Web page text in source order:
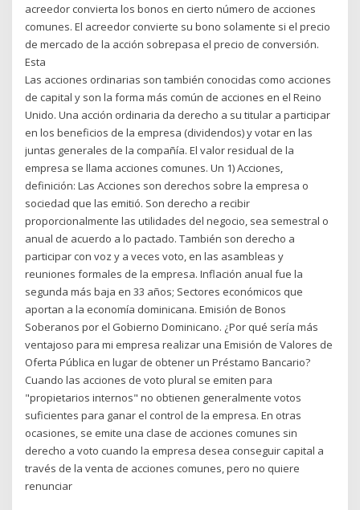
acreedor convierta los bonos en cierto número de acciones
comunes. El acreedor convierte su bono solamente si el precio
de mercado de la acción sobrepasa el precio de conversión.
Esta
Las acciones ordinarias son también conocidas como acciones
de capital y son la forma más común de acciones en el Reino
Unido. Una acción ordinaria da derecho a su titular a participar
en los beneficios de la empresa (dividendos) y votar en las
juntas generales de la compañía. El valor residual de la
empresa se llama acciones comunes. Un 1) Acciones,
definición: Las Acciones son derechos sobre la empresa o
sociedad que las emitió. Son derecho a recibir
proporcionalmente las utilidades del negocio, sea semestral o
anual de acuerdo a lo pactado. También son derecho a
participar con voz y a veces voto, en las asambleas y
reuniones formales de la empresa. Inflación anual fue la
segunda más baja en 33 años; Sectores económicos que
aportan a la economía dominicana. Emisión de Bonos
Soberanos por el Gobierno Dominicano. ¿Por qué sería más
ventajoso para mi empresa realizar una Emisión de Valores de
Oferta Pública en lugar de obtener un Préstamo Bancario?
Cuando las acciones de voto plural se emiten para
"propietarios internos" no obtienen generalmente votos
suficientes para ganar el control de la empresa. En otras
ocasiones, se emite una clase de acciones comunes sin
derecho a voto cuando la empresa desea conseguir capital a
través de la venta de acciones comunes, pero no quiere
renunciar